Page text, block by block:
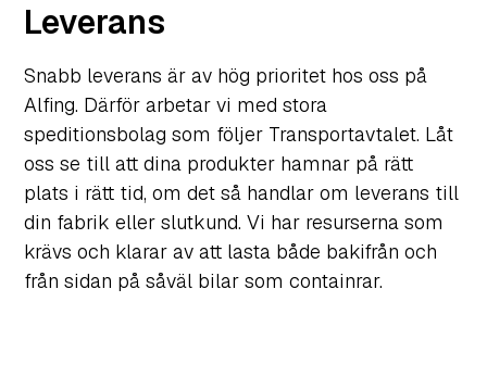
Leverans
Snabb leverans är av hög prioritet hos oss på
Alfing. Därför arbetar vi med stora
speditionsbolag som följer Transportavtalet. Låt
oss se till att dina produkter hamnar på rätt
plats i rätt tid, om det så handlar om leverans till
din fabrik eller slutkund. Vi har resurserna som
krävs och klarar av att lasta både bakifrån och
från sidan på såväl bilar som containrar.